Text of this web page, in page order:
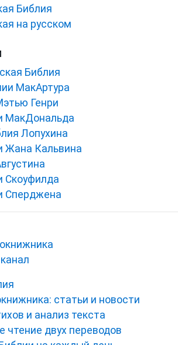
Библия
на русском
Библия
МакАртура
Генри
МакДональда
Лопухина
Жана Кальвина
Скоуфилда
Сперджена
статьи и новости
и анализ текста
чтение двух переводов